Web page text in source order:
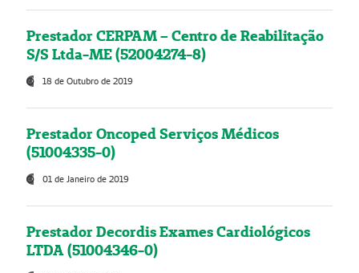
Prestador CERPAM – Centro de Reabilitação
S/S Ltda-ME (52004274-8)
18 de Outubro de 2019
Prestador Oncoped Serviços Médicos
(51004335-0)
01 de Janeiro de 2019
Prestador Decordis Exames Cardiológicos
LTDA (51004346-0)